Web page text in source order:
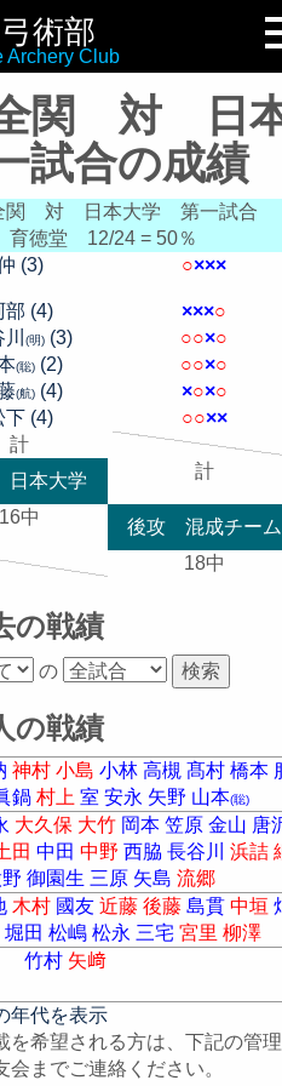
術部
Archery Club
リンク集
全関 対 日
試合の成績
関 対 日本大学 第一試合
徳堂
12/24 = 50％
(3) ○×××
部 (4) ×××○
(明)(3) ○○×○
(聡)(2) ○○×○
(航)(4) ×○×○
下 (4) ○○××
計
本大学 計
16中
後攻 混成チーム
18中
の戦績
の
の戦績
神村 小島 小林 高槻 髙村 橋本
鍋 村上 室 安永 矢野 山本(聡)
大久保 大竹 岡本 笠原 金山 唐
田 中田 中野 西脇 長谷川 浜詰
御園生 三原 矢島 流郷
木村 國友 近藤 後藤 島貫 中垣
堀田 松嶋 松永 三宅 宮里 柳澤
竹村 矢﨑
年代を表示
希望される方は、下記の管
までご連絡ください。